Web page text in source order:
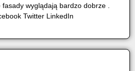
wyglądają bardzo dobrze .
Twitter LinkedIn